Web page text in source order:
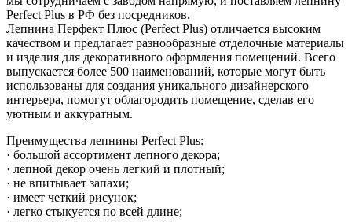
Perfect Plus в РФ без посредников.
Лепнина Перфект Плюс (Perfect Plus) отличается высоким
качеством и предлагает разнообразные отделочные материалы
и изделия для декоративного оформления помещений. Всего
выпускается более 500 наименований, которые могут быть
использованы для создания уникального дизайнерского
интерьера, помогут облагородить помещение, сделав его
уютным и аккуратным.
Преимущества лепнины Perfect Plus:
· большой ассортимент лепного декора;
· лепной декор очень легкий и плотный;
· не впитывает запахи;
· имеет четкий рисунок;
· легко стыкуется по всей длине;